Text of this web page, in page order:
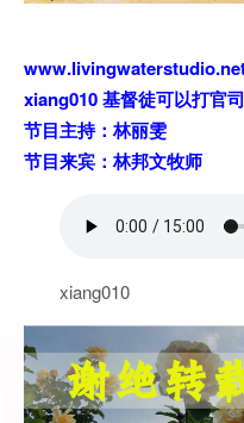
xiang010 基督徒可以打官
节目主持：林丽雯
节目来宾：林邦文牧师
xiang010